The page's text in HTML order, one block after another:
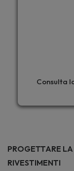
Consulta
PROGETTARE
RIVESTIMENTI